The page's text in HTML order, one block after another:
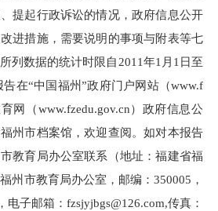
提起行政诉讼的情况，政府信息公开
进措施，需要说明的事项与附表等七
列数据的统计时限自 2011年1 月 1 日至
告在“中国福州”政府门户网站（www.f
网（www.fzedu.gov.cn）政府信息公
州市档案馆，欢迎查阅。如对本报告
教育局办公室联系（地址：福建省福
州市教育局办公室，邮编： 350005 ，
，电子邮箱： fzsjyjbgs@126.com,传真：